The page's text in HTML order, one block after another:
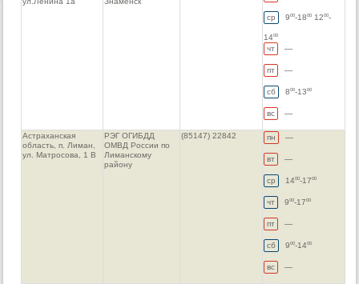
ср
900 -1800 1200 -
1400
чт —
пт —
сб 800 -1300
вс —
Астраханская
область, п. Лиман,
ул. Матросова, 1 В
РЭГ ОГИБДД
ОМВД России по
Лиманскому
району
(85147) 22842 пн —
вт —
ср 1400 -1700
чт 900 -1700
пт —
сб 900 -1400
вс —